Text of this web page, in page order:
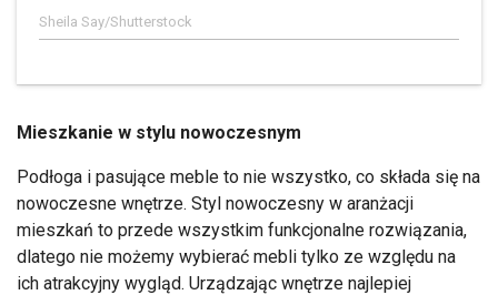
Sheila Say/Shutterstock
Mieszkanie w stylu nowoczesnym
Podłoga i pasujące meble to nie wszystko, co składa się na
nowoczesne wnętrze. Styl nowoczesny w aranżacji
mieszkań to przede wszystkim funkcjonalne rozwiązania,
dlatego nie możemy wybierać mebli tylko ze względu na
ich atrakcyjny wygląd. Urządzając wnętrze najlepiej